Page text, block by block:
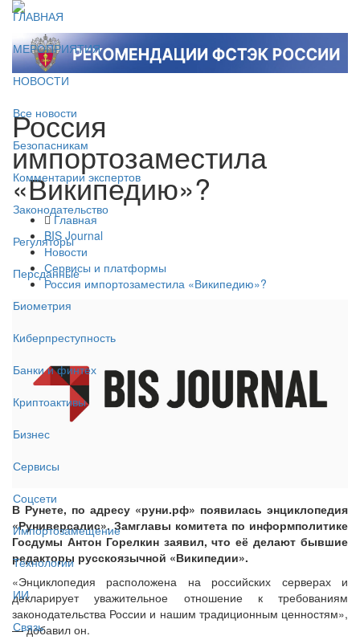
ГЛАВНАЯ
МЕРОПРИЯТИЯ
НОВОСТИ
Все новости
Безопасникам
Комментарии экспертов
Законодательство
Регуляторы
Персданные
Биометрия
Киберпреступность
Банки и финтех
Криптоактивы
Бизнес
Сервисы
Соцсети
Импортозамещение
Технологии
ИИ
Связь
Россия
импортозаместила
«Википедию»?
Главная
BIS Journal
Новости
Сервисы и платформы
Россия импортозаместила «Википедию»?
В Рунете, по адресу «руни.рф» появилась энциклопедия
«Руниверсалис». Замглавы комитета по информполитике
Госдумы Антон Горелкин заявил, что её делают бывшие
редакторы русскоязычной «Википедии».
«Энциклопедия расположена на российских серверах и
декларирует уважительное отношение к требованиям
законодательства России и нашим традиционным ценностям»,
— добавил он.